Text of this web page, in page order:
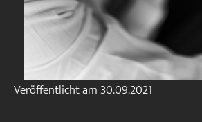
Veröffentlicht am30.09.2021